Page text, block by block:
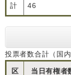
計 46
投票者数合計（国内
区
当日有権者